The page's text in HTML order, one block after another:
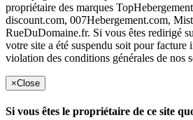
propriétaire des marques
discount.com, 007Hebergement.com,
RueDuDomaine.fr. Si vous êtes redirigé
votre site a été suspendu soit pour facture
violation des conditions générales de nos
×Close
Si vous êtes le propriétaire de ce site